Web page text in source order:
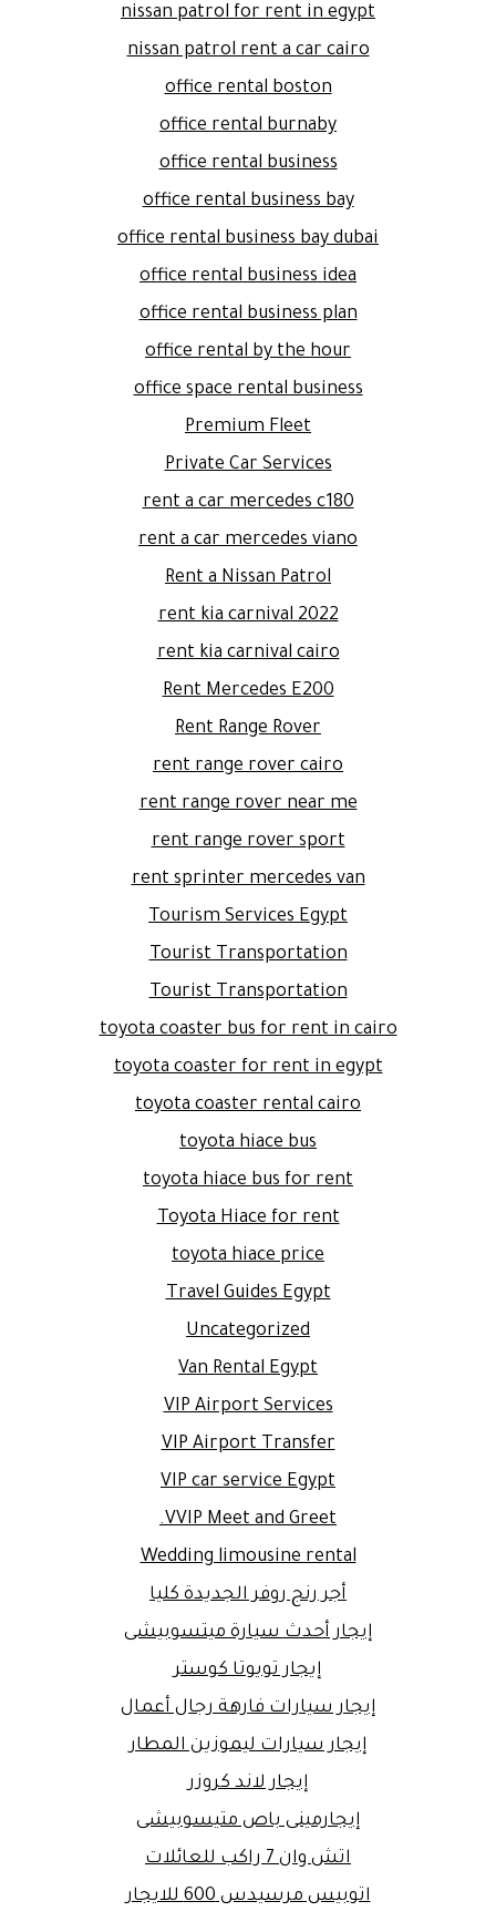
nissan patrol for rent in egypt
nissan patrol rent a car cairo
office rental boston
office rental burnaby
office rental business
office rental business bay
office rental business bay dubai
office rental business idea
office rental business plan
office rental by the hour
office space rental business
Premium Fleet
Private Car Services
rent a car mercedes c180
rent a car mercedes viano
Rent a Nissan Patrol
rent kia carnival 2022
rent kia carnival cairo
Rent Mercedes E200
Rent Range Rover
rent range rover cairo
rent range rover near me
rent range rover sport
rent sprinter mercedes van
Tourism Services Egypt
Tourist Transportation
Tourist Transportation
toyota coaster bus for rent in cairo
toyota coaster for rent in egypt
toyota coaster rental cairo
toyota hiace bus
toyota hiace bus for rent
Toyota Hiace for rent
toyota hiace price
Travel Guides Egypt
Uncategorized
Van Rental Egypt
VIP Airport Services
VIP Airport Transfer
VIP car service Egypt
VVIP Meet and Greet.
Wedding limousine rental
أجر رنج روفر الجديدة كليا
إيجار أحدث سيارة ميتسوبيشى
إيجار تويوتا كوستر
إيجار سيارات فارهة رجال أعمال
إيجار سيارات ليموزين المطار
إيجار لاند كروزر
إيجارمينى باص متيسوبيشى
اتش وان 7 راكب للعائلات
اتوبيس مرسيدس 600 للايجار